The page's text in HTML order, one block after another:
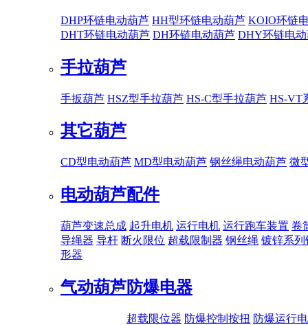
DHP环链电动葫芦 HH型环链电动葫芦 KOIO环链
DHT环链电动葫芦 DH环链电动葫芦 DHY环链电
手拉葫芦
手扳葫芦 HSZ型手拉葫芦 HS-C型手拉葫芦 HS-VT
其它葫芦
CD型电动葫芦 MD型电动葫芦 钢丝绳电动葫芦 微
电动葫芦配件
葫芦变速总成 起升电机 运行电机 运行跑车装置 卷
导绳器 导杆 断火限位 超载限制器 钢丝绳 镀锌系列
形器
气动葫芦防爆电器
超载限位器 防爆控制按扭 防爆运行